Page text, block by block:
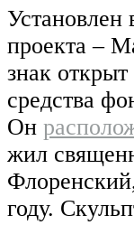
Установлен
проекта –
знак
средства
Он
жил
году.